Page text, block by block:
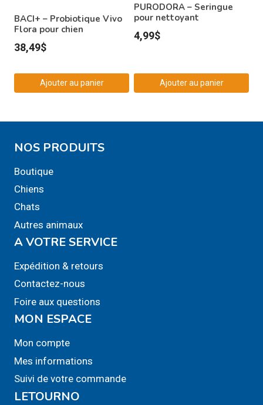
BACI+ – Probiotique Vivo
Flora pour chien
38,49$
Ajouter au panier
PURODORA – Seringue
pour nettoyant
4,99$
Ajouter au panier
NOS PRODUITS
Boutique
Chiens
Chats
Autres animaux
A VOTRE SERVICE
Expédition & retours
Contactez-nous
Foire aux questions
MON ESPACE
Mon compte
Mes informations
Suivi de votre commande
LETOURNO